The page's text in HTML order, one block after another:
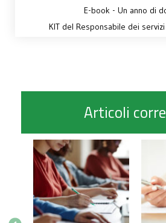
E-book - Un anno di
KIT del Responsabile dei servizi
Articoli